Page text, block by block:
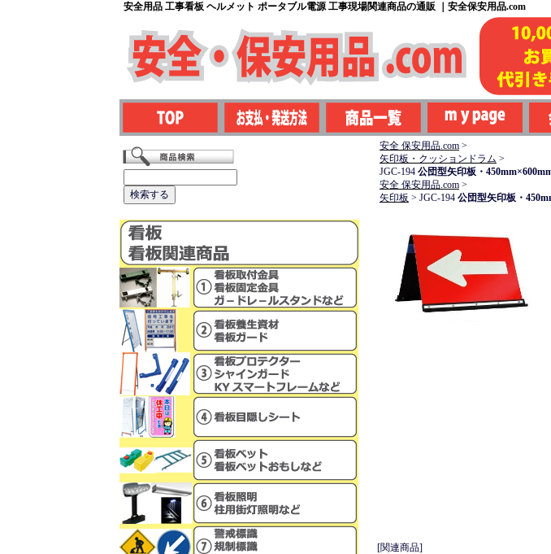
安全用品 工事看板 ヘルメット ポータブル電源 工事現場関連商品の通販 ｜安全保安用品.com
安全 保安用品.com >
矢印板・クッションドラム >
JGC-194 公団型矢印板・
安全 保安用品.com >
矢印板 > JGC-194 公団型矢印板・
[関連商品]